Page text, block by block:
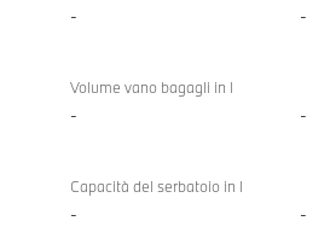
- -
Volume vano bagagli in l
- -
Capacità del serbatoio in l
- -